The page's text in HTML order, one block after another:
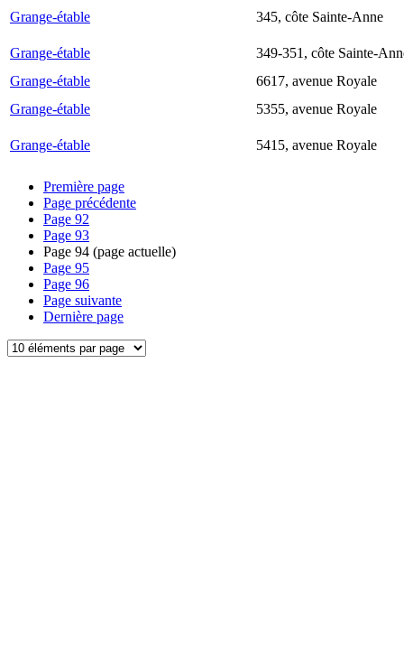
Grange-étable
345, côte Sainte-Anne
Grange-étable
349-351, côte Sainte-
Grange-étable
6617, avenue Royale
Grange-étable
5355, avenue Royale
Grange-étable 5415, avenue Royale
Première page
Page précédente
Page 92
Page 93
Page 94 (page actuelle)
Page 95
Page 96
Page suivante
Dernière page